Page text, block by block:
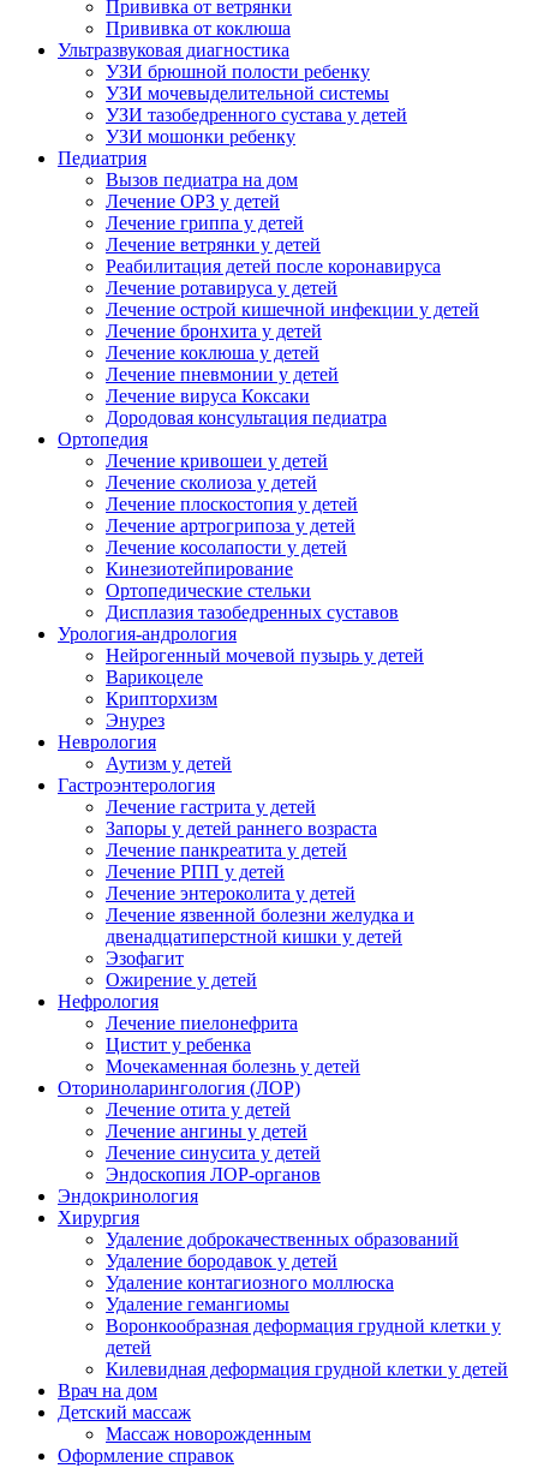
Прививка от ветрянки
Прививка от коклюша
Ультразвуковая диагностика
УЗИ брюшной полости ребенку
УЗИ мочевыделительной системы
УЗИ тазобедренного сустава у детей
УЗИ мошонки ребенку
Педиатрия
Вызов педиатра на дом
Лечение ОРЗ у детей
Лечение гриппа у детей
Лечение ветрянки у детей
Реабилитация детей после коронавируса
Лечение ротавируса у детей
Лечение острой кишечной инфекции у детей
Лечение бронхита у детей
Лечение коклюша у детей
Лечение пневмонии у детей
Лечение вируса Коксаки
Дородовая консультация педиатра
Ортопедия
Лечение кривошеи у детей
Лечение сколиоза у детей
Лечение плоскостопия у детей
Лечение артрогрипоза у детей
Лечение косолапости у детей
Кинезиотейпирование
Ортопедические стельки
Дисплазия тазобедренных суставов
Урология-андрология
Нейрогенный мочевой пузырь у детей
Варикоцеле
Крипторхизм
Энурез
Неврология
Аутизм у детей
Гастроэнтерология
Лечение гастрита у детей
Запоры у детей раннего возраста
Лечение панкреатита у детей
Лечение РПП у детей
Лечение энтероколита у детей
Лечение язвенной болезни желудка и
двенадцатиперстной кишки у детей
Эзофагит
Ожирение у детей
Нефрология
Лечение пиелонефрита
Цистит у ребенка
Мочекаменная болезнь у детей
Оториноларингология (ЛОР)
Лечение отита у детей
Лечение ангины у детей
Лечение синусита у детей
Эндоскопия ЛОР-органов
Эндокринология
Хирургия
Удаление доброкачественных образований
Удаление бородавок у детей
Удаление контагиозного моллюска
Удаление гемангиомы
Воронкообразная деформация грудной клетки у
детей
Килевидная деформация грудной клетки у детей
Врач на дом
Детский массаж
Массаж новорожденным
Оформление справок